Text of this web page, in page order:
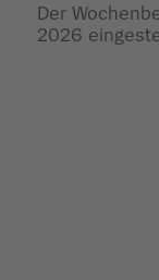
Der
2026